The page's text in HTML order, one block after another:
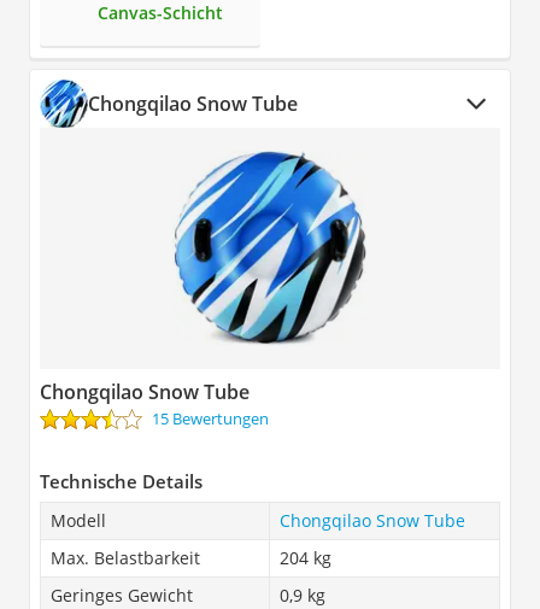
Canvas-Schicht
Chongqilao Snow Tube
Chongqilao Snow Tube
15 Bewertungen
Technische Details
Modell
Chongqilao Snow Tube
Max. Belastbarkeit
204 kg
Geringes Gewicht
0,9 kg